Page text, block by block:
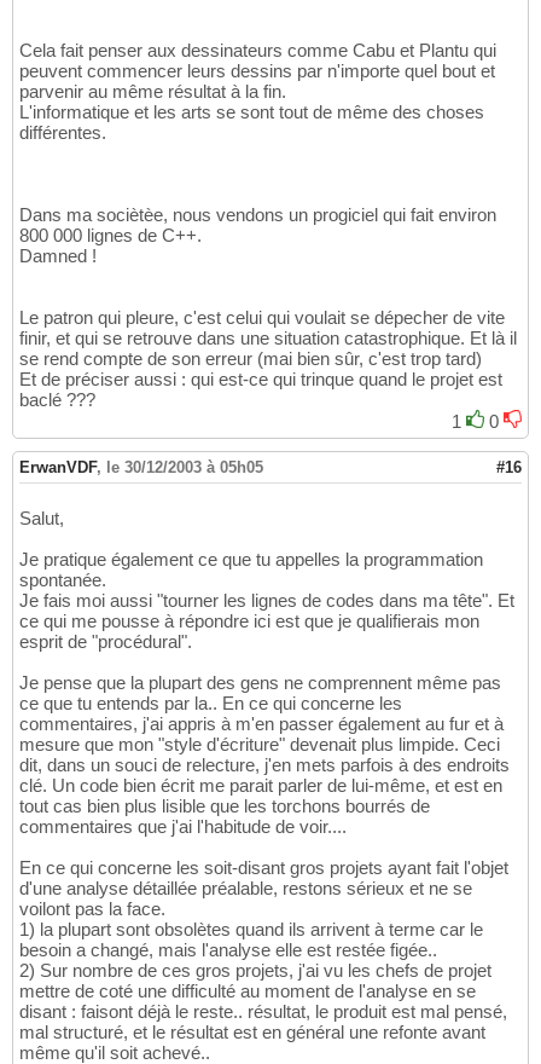
Cela fait penser aux dessinateurs comme Cabu et Plantu qui
peuvent commencer leurs dessins par n'importe quel bout et
parvenir au même résultat à la fin.
L'informatique et les arts se sont tout de même des choses
différentes.
Dans ma sociètèe, nous vendons un progiciel qui fait environ
800 000 lignes de C++.
Damned !
Le patron qui pleure, c'est celui qui voulait se dépecher de vite
finir, et qui se retrouve dans une situation catastrophique. Et là il
se rend compte de son erreur (mai bien sûr, c'est trop tard)
Et de préciser aussi : qui est-ce qui trinque quand le projet est
baclé ???
1
0
ErwanVDF, le 30/12/2003 à 05h05 #16
Salut,
Je pratique également ce que tu appelles la programmation
spontanée.
Je fais moi aussi "tourner les lignes de codes dans ma tête". Et
ce qui me pousse à répondre ici est que je qualifierais mon
esprit de "procédural".
Je pense que la plupart des gens ne comprennent même pas
ce que tu entends par la.. En ce qui concerne les
commentaires, j'ai appris à m'en passer également au fur et à
mesure que mon "style d'écriture" devenait plus limpide. Ceci
dit, dans un souci de relecture, j'en mets parfois à des endroits
clé. Un code bien écrit me parait parler de lui-même, et est en
tout cas bien plus lisible que les torchons bourrés de
commentaires que j'ai l'habitude de voir....
En ce qui concerne les soit-disant gros projets ayant fait l'objet
d'une analyse détaillée préalable, restons sérieux et ne se
voilont pas la face.
1) la plupart sont obsolètes quand ils arrivent à terme car le
besoin a changé, mais l'analyse elle est restée figée..
2) Sur nombre de ces gros projets, j'ai vu les chefs de projet
mettre de coté une difficulté au moment de l'analyse en se
disant : faisont déjà le reste.. résultat, le produit est mal pensé,
mal structuré, et le résultat est en général une refonte avant
même qu'il soit achevé..